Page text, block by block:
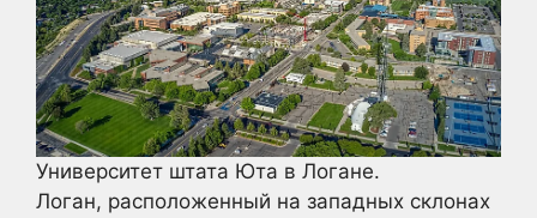
Университет штата Юта в Логане.
Логан, расположенный на западных склонах